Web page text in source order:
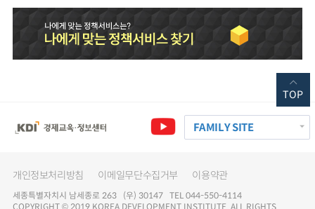
FAMILY SITE
개인정보처리방침 이메일무단수집거부 이용약관
세종특별자치시 남세종로 263 (우) 30147 TEL 044-550-4114
COPYRIGHT © 2019 KOREA DEVELOPMENT INSTITUTE. ALL RIGHTS
TOP